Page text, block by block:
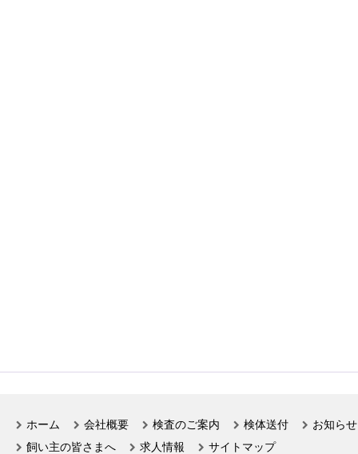
ホーム 会社概要 検査のご案内 検体送付
お知らせ
飼い主の皆さまへ
求人情報 サイトマップ